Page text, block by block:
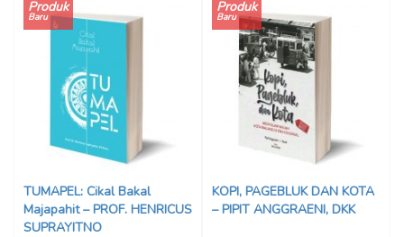
Produk
Baru
TUMAPEL: Cikal Bakal
Majapahit – PROF. HENRICUS
SUPRAYITNO
Produk
Baru
KOPI, PAGEBLUK DAN KOTA
– PIPIT ANGGRAENI, DKK